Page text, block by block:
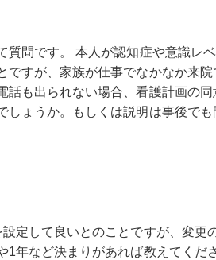
質問です。 本人が認知症や意識レ
ですが、家族が仕事でなかなか来
話も出られない場合、看護計画の
しょうか。もしくは説明は事後で
定して良いとのことですが、変更
1年など決まりがあれば教えてくだ